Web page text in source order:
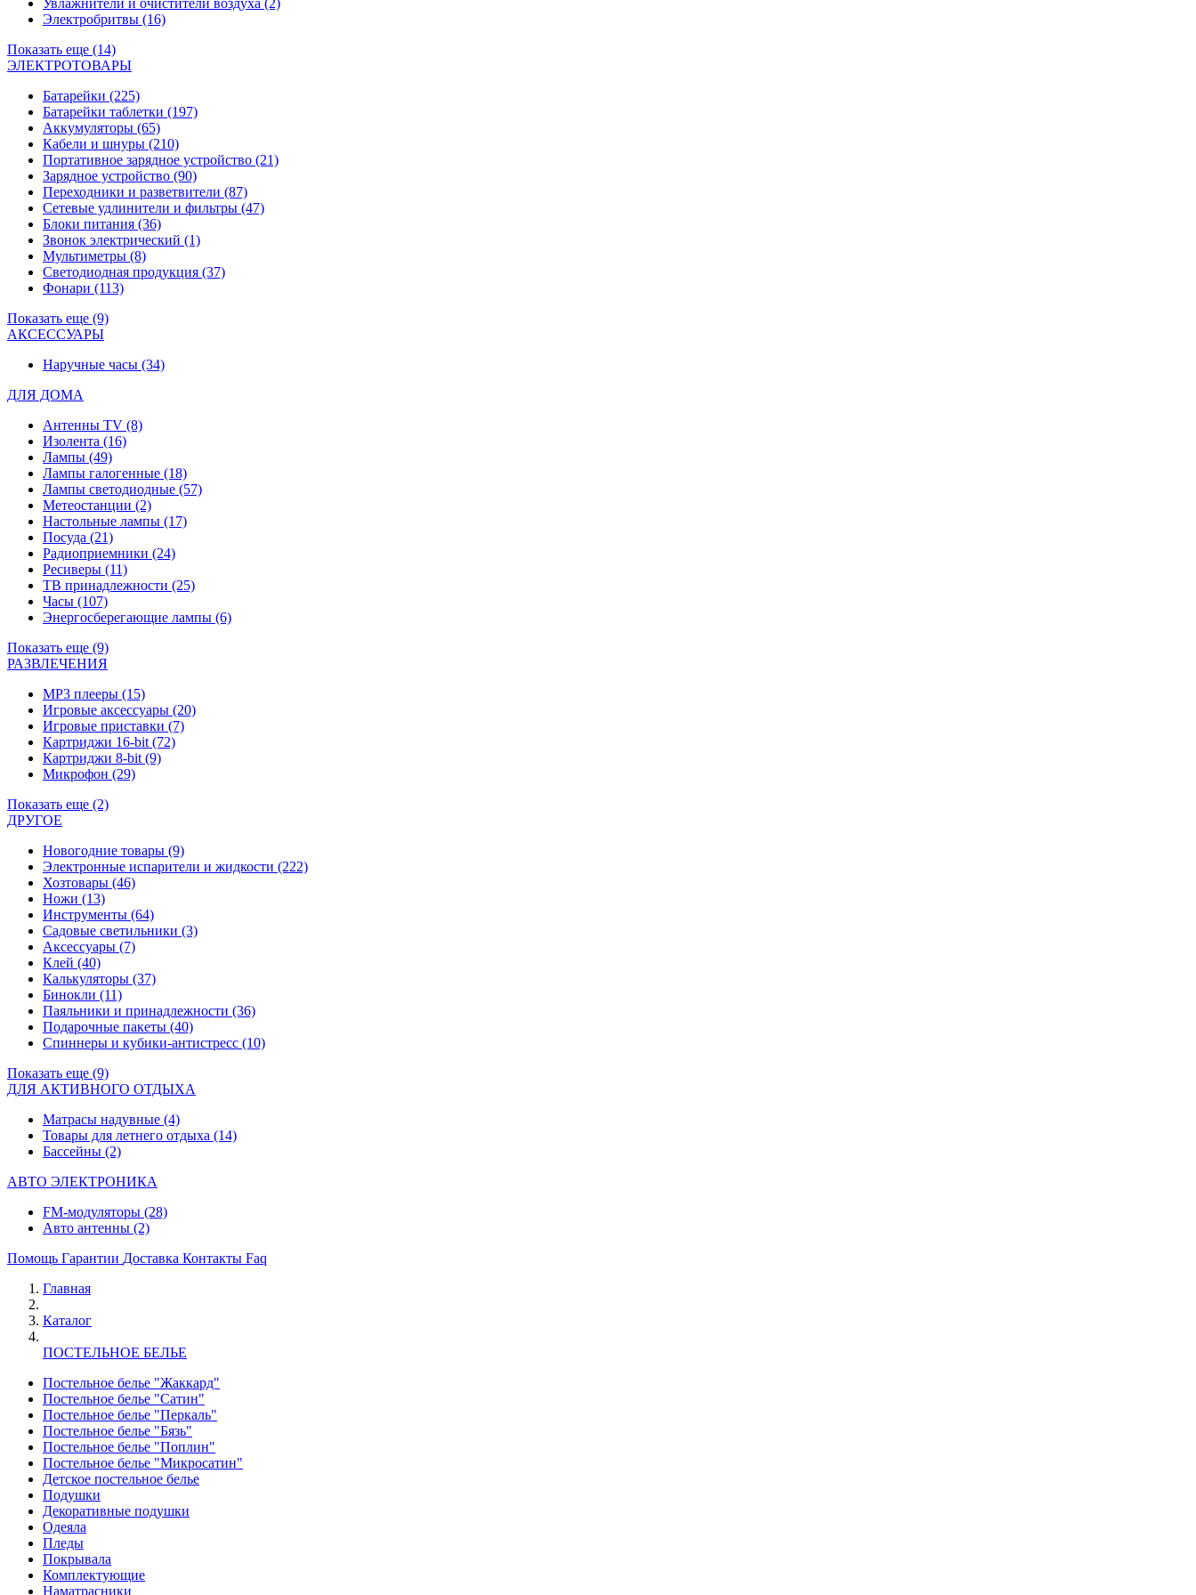
Увлажнители и очистители воздуха (2)
Электробритвы (16)
Показать еще (14)
ЭЛЕКТРОТОВАРЫ
Батарейки (225)
Батарейки таблетки (197)
Аккумуляторы (65)
Кабели и шнуры (210)
Портативное зарядное устройство (21)
Зарядное устройство (90)
Переходники и разветвители (87)
Сетевые удлинители и фильтры (47)
Блоки питания (36)
Звонок электрический (1)
Мультиметры (8)
Светодиодная продукция (37)
Фонари (113)
Показать еще (9)
АКСЕССУАРЫ
Наручные часы (34)
ДЛЯ ДОМА
Антенны TV (8)
Изолента (16)
Лампы (49)
Лампы галогенные (18)
Лампы светодиодные (57)
Метеостанции (2)
Настольные лампы (17)
Посуда (21)
Радиоприемники (24)
Ресиверы (11)
ТВ принадлежности (25)
Часы (107)
Энергосберегающие лампы (6)
Показать еще (9)
РАЗВЛЕЧЕНИЯ
MP3 плееры (15)
Игровые аксессуары (20)
Игровые приставки (7)
Картриджи 16-bit (72)
Картриджи 8-bit (9)
Микрофон (29)
Показать еще (2)
ДРУГОЕ
Новогодние товары (9)
Электронные испарители и жидкости (222)
Хозтовары (46)
Ножи (13)
Инструменты (64)
Садовые светильники (3)
Аксессуары (7)
Клей (40)
Калькуляторы (37)
Бинокли (11)
Паяльники и принадлежности (36)
Подарочные пакеты (40)
Спиннеры и кубики-антистресс (10)
Показать еще (9)
ДЛЯ АКТИВНОГО ОТДЫХА
Матрасы надувные (4)
Товары для летнего отдыха (14)
Бассейны (2)
АВТО ЭЛЕКТРОНИКА
FM-модуляторы (28)
Авто антенны (2)
Помощь Гарантии Доставка Контакты Faq
Главная
Каталог
ПОСТЕЛЬНОЕ БЕЛЬЕ
Постельное белье "Жаккард"
Постельное белье "Сатин"
Постельное белье "Перкаль"
Постельное белье "Бязь"
Постельное белье "Поплин"
Постельное белье "Микросатин"
Детское постельное белье
Подушки
Декоративные подушки
Одеяла
Пледы
Покрывала
Комплектующие
Наматрасники